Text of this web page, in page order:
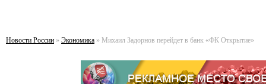
Новости России » Экономика » Михаил Задорнов перейдет в банк «ФК Открытие»